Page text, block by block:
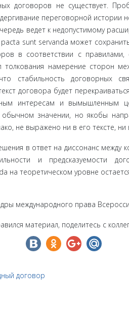
договоров не существует.
пере­говорной
ведет к недо­пустимому
sunt servanda может
в соответствии с
толкования намерение сторон
стабильность договорных
договора будет
интересам и вымышленным
значении, но якобы
не выражено ни в его тексте,
в от­вет на диссонанс между
и предсказуемости
на теоретическом уровне
международного права
материал, поделитесь с
договор